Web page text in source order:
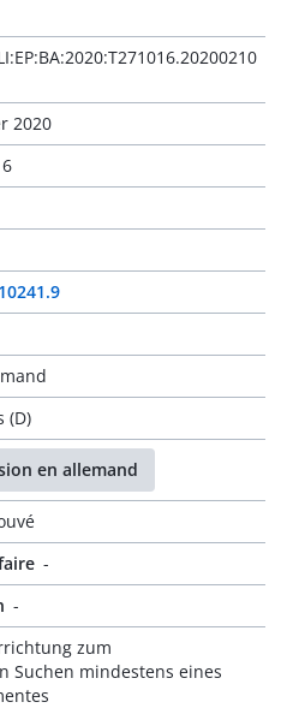
2020
(D)
en allemand
-
-
zum
Suchen mindestens eines